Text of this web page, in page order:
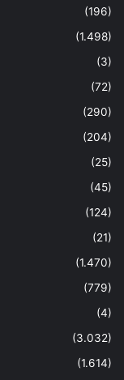
(196)
(1.498)
(3)
(72)
(290)
(204)
(25)
(45)
(124)
(21)
(1.470)
(779)
(4)
(3.032)
(1.614)